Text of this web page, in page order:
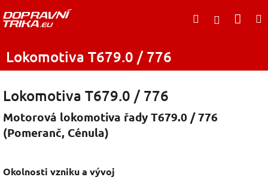
na
obsah
HledatPřihlášení
Lokomotiva T679.0 / 776
Lokomotiva T679.0 / 776
Motorová lokomotiva řady T679.0 / 776
(Pomeranč, Cénula)
Okolnosti vzniku a vývoj